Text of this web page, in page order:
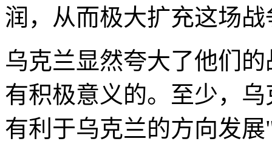
润，从而极大扩充这场
乌克兰显然夸大了他们
有积极意义的。至少，
有利于乌克兰的方向发